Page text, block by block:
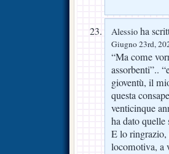
Alessio ha
Giugno 23rd,
“Ma come
assorbenti”..
gioventù, il
questa
venticinque
ha dato quelle
E lo ringrazio,
locomotiva, a